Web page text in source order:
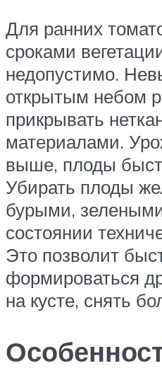
Для ранних
сроками
недопустимо.
открытым небом
прикрывать
материалами.
выше, плоды
Убирать плоды
бурыми,
состоянии
Это позволит
формироваться
на кусте, снять